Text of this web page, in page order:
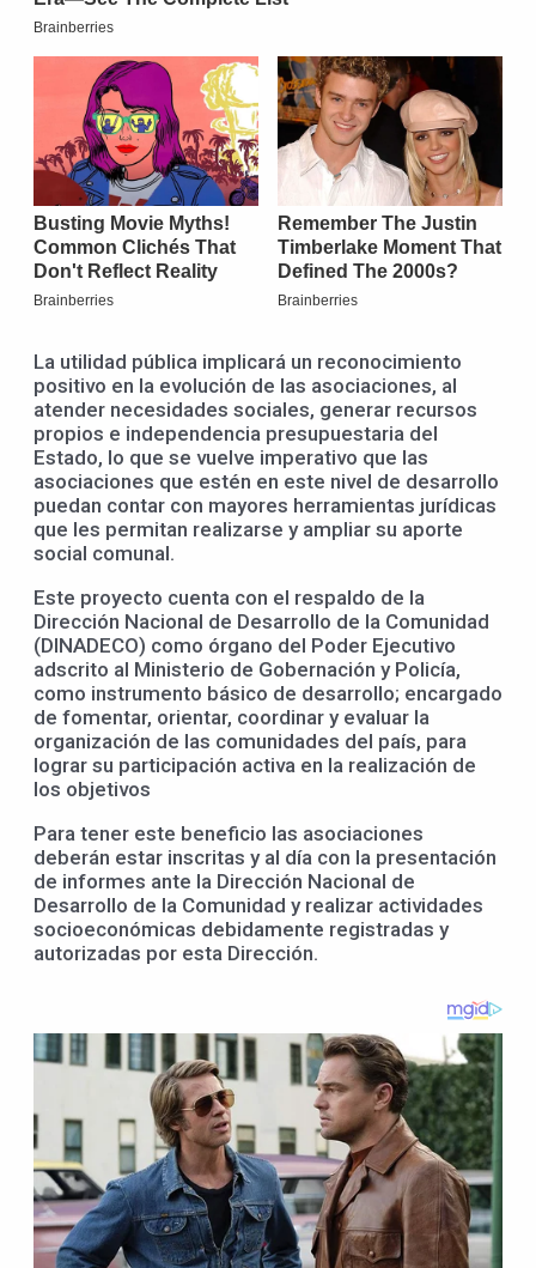
La utilidad pública implicará un reconocimiento
positivo en la evolución de las asociaciones, al
atender necesidades sociales, generar recursos
propios e independencia presupuestaria del
Estado, lo que se vuelve imperativo que las
asociaciones que estén en este nivel de desarrollo
puedan contar con mayores herramientas jurídicas
que les permitan realizarse y ampliar su aporte
social comunal.
Este proyecto cuenta con el respaldo de la
Dirección Nacional de Desarrollo de la Comunidad
(DINADECO) como órgano del Poder Ejecutivo
adscrito al Ministerio de Gobernación y Policía,
como instrumento básico de desarrollo; encargado
de fomentar, orientar, coordinar y evaluar la
organización de las comunidades del país, para
lograr su participación activa en la realización de
los objetivos
Para tener este beneficio las asociaciones
deberán estar inscritas y al día con la presentación
de informes ante la Dirección Nacional de
Desarrollo de la Comunidad y realizar actividades
socioeconómicas debidamente registradas y
autorizadas por esta Dirección.